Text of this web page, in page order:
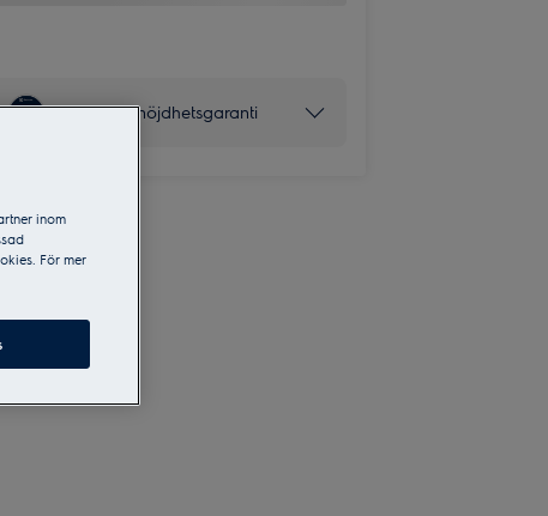
150 dagars nöjdhetsgaranti
inom
För mer